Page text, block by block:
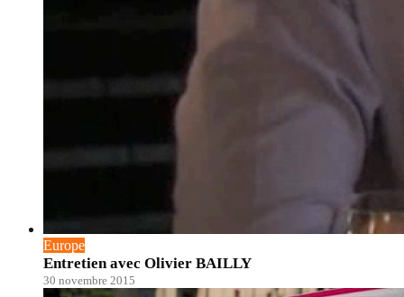
Europe
Entretien avec Olivier BAILLY
30 novembre 2015